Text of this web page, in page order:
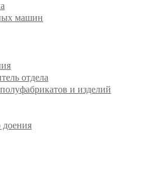
машин
отдела
и изделий